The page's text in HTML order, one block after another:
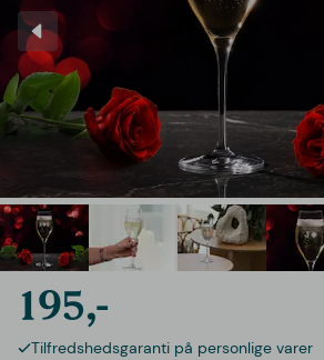
195,-
Tilfredshedsgaranti på personlige varer